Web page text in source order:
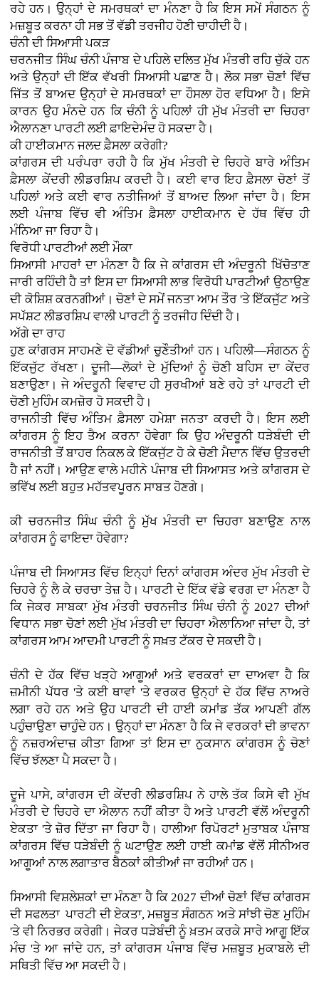
ਰਹੇ ਹਨ। ਉਨ੍ਹਾਂ ਦੇ ਸਮਰਥਕਾਂ ਦਾ ਮੰਨਣਾ ਹੈ ਕਿ ਇਸ ਸਮੇਂ ਸੰਗਠਨ ਨੂੰ
ਮਜ਼ਬੂਤ ਕਰਨਾ ਹੀ ਸਭ ਤੋਂ ਵੱਡੀ ਤਰਜੀਹ ਹੋਣੀ ਚਾਹੀਦੀ ਹੈ।
ਚੰਨੀ ਦੀ ਸਿਆਸੀ ਪਕੜ
ਚਰਨਜੀਤ ਸਿੰਘ ਚੰਨੀ ਪੰਜਾਬ ਦੇ ਪਹਿਲੇ ਦਲਿਤ ਮੁੱਖ ਮੰਤਰੀ ਰਹਿ ਚੁੱਕੇ ਹਨ
ਅਤੇ ਉਨ੍ਹਾਂ ਦੀ ਇੱਕ ਵੱਖਰੀ ਸਿਆਸੀ ਪਛਾਣ ਹੈ। ਲੋਕ ਸਭਾ ਚੋਣਾਂ ਵਿੱਚ
ਜਿੱਤ ਤੋਂ ਬਾਅਦ ਉਨ੍ਹਾਂ ਦੇ ਸਮਰਥਕਾਂ ਦਾ ਹੌਸਲਾ ਹੋਰ ਵਧਿਆ ਹੈ। ਇਸੇ
ਕਾਰਨ ਉਹ ਮੰਨਦੇ ਹਨ ਕਿ ਚੰਨੀ ਨੂੰ ਪਹਿਲਾਂ ਹੀ ਮੁੱਖ ਮੰਤਰੀ ਦਾ ਚਿਹਰਾ
ਐਲਾਨਣਾ ਪਾਰਟੀ ਲਈ ਫ਼ਾਇਦੇਮੰਦ ਹੋ ਸਕਦਾ ਹੈ।
ਕੀ ਹਾਈਕਮਾਨ ਜਲਦ ਫ਼ੈਸਲਾ ਕਰੇਗੀ?
ਕਾਂਗਰਸ ਦੀ ਪਰੰਪਰਾ ਰਹੀ ਹੈ ਕਿ ਮੁੱਖ ਮੰਤਰੀ ਦੇ ਚਿਹਰੇ ਬਾਰੇ ਅੰਤਿਮ
ਫ਼ੈਸਲਾ ਕੇਂਦਰੀ ਲੀਡਰਸ਼ਿਪ ਕਰਦੀ ਹੈ। ਕਈ ਵਾਰ ਇਹ ਫ਼ੈਸਲਾ ਚੋਣਾਂ ਤੋਂ
ਪਹਿਲਾਂ ਅਤੇ ਕਈ ਵਾਰ ਨਤੀਜਿਆਂ ਤੋਂ ਬਾਅਦ ਲਿਆ ਜਾਂਦਾ ਹੈ। ਇਸ
ਲਈ ਪੰਜਾਬ ਵਿੱਚ ਵੀ ਅੰਤਿਮ ਫ਼ੈਸਲਾ ਹਾਈਕਮਾਨ ਦੇ ਹੱਥ ਵਿੱਚ ਹੀ
ਮੰਨਿਆ ਜਾ ਰਿਹਾ ਹੈ।
ਵਿਰੋਧੀ ਪਾਰਟੀਆਂ ਲਈ ਮੌਕਾ
ਸਿਆਸੀ ਮਾਹਰਾਂ ਦਾ ਮੰਨਣਾ ਹੈ ਕਿ ਜੇ ਕਾਂਗਰਸ ਦੀ ਅੰਦਰੂਨੀ ਖਿੱਚੋਤਾਣ
ਜਾਰੀ ਰਹਿੰਦੀ ਹੈ ਤਾਂ ਇਸ ਦਾ ਸਿਆਸੀ ਲਾਭ ਵਿਰੋਧੀ ਪਾਰਟੀਆਂ ਉਠਾਉਣ
ਦੀ ਕੋਸ਼ਿਸ਼ ਕਰਨਗੀਆਂ। ਚੋਣਾਂ ਦੇ ਸਮੇਂ ਜਨਤਾ ਆਮ ਤੌਰ 'ਤੇ ਇੱਕਜੁੱਟ ਅਤੇ
ਸਪੱਸ਼ਟ ਲੀਡਰਸ਼ਿਪ ਵਾਲੀ ਪਾਰਟੀ ਨੂੰ ਤਰਜੀਹ ਦਿੰਦੀ ਹੈ।
ਅੱਗੇ ਦਾ ਰਾਹ
ਹੁਣ ਕਾਂਗਰਸ ਸਾਹਮਣੇ ਦੋ ਵੱਡੀਆਂ ਚੁਣੌਤੀਆਂ ਹਨ। ਪਹਿਲੀ—ਸੰਗਠਨ ਨੂੰ
ਇੱਕਜੁੱਟ ਰੱਖਣਾ। ਦੂਜੀ—ਲੋਕਾਂ ਦੇ ਮੁੱਦਿਆਂ ਨੂੰ ਚੋਣੀ ਬਹਿਸ ਦਾ ਕੇਂਦਰ
ਬਣਾਉਣਾ। ਜੇ ਅੰਦਰੂਨੀ ਵਿਵਾਦ ਹੀ ਸੁਰਖੀਆਂ ਬਣੇ ਰਹੇ ਤਾਂ ਪਾਰਟੀ ਦੀ
ਚੋਣੀ ਮੁਹਿੰਮ ਕਮਜ਼ੋਰ ਹੋ ਸਕਦੀ ਹੈ।
ਰਾਜਨੀਤੀ ਵਿੱਚ ਅੰਤਿਮ ਫ਼ੈਸਲਾ ਹਮੇਸ਼ਾ ਜਨਤਾ ਕਰਦੀ ਹੈ। ਇਸ ਲਈ
ਕਾਂਗਰਸ ਨੂੰ ਇਹ ਤੈਅ ਕਰਨਾ ਹੋਵੇਗਾ ਕਿ ਉਹ ਅੰਦਰੂਨੀ ਧੜੇਬੰਦੀ ਦੀ
ਰਾਜਨੀਤੀ ਤੋਂ ਬਾਹਰ ਨਿਕਲ ਕੇ ਇੱਕਜੁੱਟ ਹੋ ਕੇ ਚੋਣੀ ਮੈਦਾਨ ਵਿੱਚ ਉਤਰਦੀ
ਹੈ ਜਾਂ ਨਹੀਂ। ਆਉਣ ਵਾਲੇ ਮਹੀਨੇ ਪੰਜਾਬ ਦੀ ਸਿਆਸਤ ਅਤੇ ਕਾਂਗਰਸ ਦੇ
ਭਵਿੱਖ ਲਈ ਬਹੁਤ ਮਹੱਤਵਪੂਰਨ ਸਾਬਤ ਹੋਣਗੇ।
ਕੀ ਚਰਨਜੀਤ ਸਿੰਘ ਚੰਨੀ ਨੂੰ ਮੁੱਖ ਮੰਤਰੀ ਦਾ ਚਿਹਰਾ ਬਣਾਉਣ ਨਾਲ
ਕਾਂਗਰਸ ਨੂੰ ਫਾਇਦਾ ਹੋਵੇਗਾ?
ਪੰਜਾਬ ਦੀ ਸਿਆਸਤ ਵਿੱਚ ਇਨ੍ਹਾਂ ਦਿਨਾਂ ਕਾਂਗਰਸ ਅੰਦਰ ਮੁੱਖ ਮੰਤਰੀ ਦੇ
ਚਿਹਰੇ ਨੂੰ ਲੈ ਕੇ ਚਰਚਾ ਤੇਜ਼ ਹੈ। ਪਾਰਟੀ ਦੇ ਇੱਕ ਵੱਡੇ ਵਰਗ ਦਾ ਮੰਨਣਾ ਹੈ
ਕਿ ਜੇਕਰ ਸਾਬਕਾ ਮੁੱਖ ਮੰਤਰੀ ਚਰਨਜੀਤ ਸਿੰਘ ਚੰਨੀ ਨੂੰ 2027 ਦੀਆਂ
ਵਿਧਾਨ ਸਭਾ ਚੋਣਾਂ ਲਈ ਮੁੱਖ ਮੰਤਰੀ ਦਾ ਚਿਹਰਾ ਐਲਾਨਿਆ ਜਾਂਦਾ ਹੈ, ਤਾਂ
ਕਾਂਗਰਸ ਆਮ ਆਦਮੀ ਪਾਰਟੀ ਨੂੰ ਸਖ਼ਤ ਟੱਕਰ ਦੇ ਸਕਦੀ ਹੈ।
ਚੰਨੀ ਦੇ ਹੱਕ ਵਿੱਚ ਖੜ੍ਹੇ ਆਗੂਆਂ ਅਤੇ ਵਰਕਰਾਂ ਦਾ ਦਾਅਵਾ ਹੈ ਕਿ
ਜ਼ਮੀਨੀ ਪੱਧਰ 'ਤੇ ਕਈ ਥਾਵਾਂ 'ਤੇ ਵਰਕਰ ਉਨ੍ਹਾਂ ਦੇ ਹੱਕ ਵਿੱਚ ਨਾਅਰੇ
ਲਗਾ ਰਹੇ ਹਨ ਅਤੇ ਉਹ ਪਾਰਟੀ ਦੀ ਹਾਈ ਕਮਾਂਡ ਤੱਕ ਆਪਣੀ ਗੱਲ
ਪਹੁੰਚਾਉਣਾ ਚਾਹੁੰਦੇ ਹਨ। ਉਨ੍ਹਾਂ ਦਾ ਮੰਨਣਾ ਹੈ ਕਿ ਜੇ ਵਰਕਰਾਂ ਦੀ ਭਾਵਨਾ
ਨੂੰ ਨਜ਼ਰਅੰਦਾਜ਼ ਕੀਤਾ ਗਿਆ ਤਾਂ ਇਸ ਦਾ ਨੁਕਸਾਨ ਕਾਂਗਰਸ ਨੂੰ ਚੋਣਾਂ
ਵਿੱਚ ਝੱਲਣਾ ਪੈ ਸਕਦਾ ਹੈ।
ਦੂਜੇ ਪਾਸੇ, ਕਾਂਗਰਸ ਦੀ ਕੇਂਦਰੀ ਲੀਡਰਸ਼ਿਪ ਨੇ ਹਾਲੇ ਤੱਕ ਕਿਸੇ ਵੀ ਮੁੱਖ
ਮੰਤਰੀ ਦੇ ਚਿਹਰੇ ਦਾ ਐਲਾਨ ਨਹੀਂ ਕੀਤਾ ਹੈ ਅਤੇ ਪਾਰਟੀ ਵੱਲੋਂ ਅੰਦਰੂਨੀ
ਏਕਤਾ 'ਤੇ ਜ਼ੋਰ ਦਿੱਤਾ ਜਾ ਰਿਹਾ ਹੈ। ਹਾਲੀਆ ਰਿਪੋਰਟਾਂ ਮੁਤਾਬਕ ਪੰਜਾਬ
ਕਾਂਗਰਸ ਵਿੱਚ ਧੜੇਬੰਦੀ ਨੂੰ ਘਟਾਉਣ ਲਈ ਹਾਈ ਕਮਾਂਡ ਵੱਲੋਂ ਸੀਨੀਅਰ
ਆਗੂਆਂ ਨਾਲ ਲਗਾਤਾਰ ਬੈਠਕਾਂ ਕੀਤੀਆਂ ਜਾ ਰਹੀਆਂ ਹਨ।
ਸਿਆਸੀ ਵਿਸ਼ਲੇਸ਼ਕਾਂ ਦਾ ਮੰਨਣਾ ਹੈ ਕਿ 2027 ਦੀਆਂ ਚੋਣਾਂ ਵਿੱਚ ਕਾਂਗਰਸ
ਦੀ ਸਫਲਤਾ ਪਾਰਟੀ ਦੀ ਏਕਤਾ, ਮਜ਼ਬੂਤ ਸੰਗਠਨ ਅਤੇ ਸਾਂਝੀ ਚੋਣ ਮੁਹਿੰਮ
'ਤੇ ਵੀ ਨਿਰਭਰ ਕਰੇਗੀ। ਜੇਕਰ ਧੜੇਬੰਦੀ ਨੂੰ ਖ਼ਤਮ ਕਰਕੇ ਸਾਰੇ ਆਗੂ ਇੱਕ
ਮੰਚ 'ਤੇ ਆ ਜਾਂਦੇ ਹਨ, ਤਾਂ ਕਾਂਗਰਸ ਪੰਜਾਬ ਵਿੱਚ ਮਜ਼ਬੂਤ ਮੁਕਾਬਲੇ ਦੀ
ਸਥਿਤੀ ਵਿੱਚ ਆ ਸਕਦੀ ਹੈ।